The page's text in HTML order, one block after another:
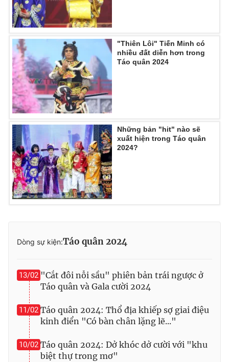
"Thiên Lôi" Tiến Minh có
nhiều đất diễn hơn trong
Táo quân 2024
Những bản "hit" nào sẽ
xuất hiện trong Táo quân
2024?
Dòng sự kiện:Táo quân 2024
13/02 "Cắt đôi nỗi sầu" phiên bản trái ngược ở
Táo quân và Gala cười 2024
11/02 Táo quân 2024: Thổ địa khiếp sợ giai điệu
kinh điển "Có bàn chân lặng lẽ..."
10/02 Táo quân 2024: Dở khóc dở cười với "khu
biệt thự trong mơ"